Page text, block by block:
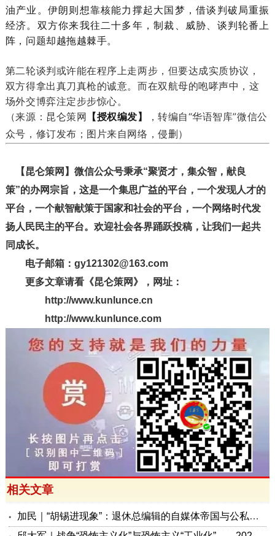
油产业。伊朗则想靠核能力撑起大国梦，借谈判破局重振
经济。双方你来我往二十多年，制裁、威胁、谈判轮番上
阵，问题却越拖越棘手。
第二轮谈判或许能在程序上走两步，但要达成实质协议，
双方得拿出真刀真枪的诚意。而在双航母的咆哮声中，这
场外交博弈注定步步惊心。
（来源：昆仑策网 【授权编发】
，转编自“华语智库”微信公
众号，修订发布；图片来自网络，侵删）
【昆仑策网】微信公众号秉承“聚贤才，集众智，献良
策”的办网宗旨，这是一个集思广益的平台，一个发现人才的
平台，一个献智献策于国家和社会的平台，一个网络时代发
扬人民民主的平台。欢迎社会各界踊跃投稿，让我们一起共
同成长。
电子邮箱：gy121302@163.com
更多文章请看《昆仑策网》，网址：
http://www.kunlunce.cn
http://www.kunlunce.com
相关文章
加民｜“胡锡进现象”：退休总编辑的自媒体帝国与公私边界之问